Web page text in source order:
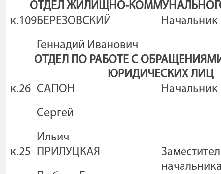
ОТДЕЛ ЖИЛИЩНО-
к.109БЕРЕЗОВСКИЙ
Геннадий Иванович
Начальник
ОТДЕЛ ПО РАБОТЕ С
ЮРИДИЧЕСКИХ ЛИЦ
к.26 САПОН
Сергей
Ильич
Начальник
к.25 ПРИЛУЦКАЯ